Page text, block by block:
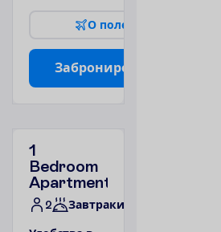
О поле
Заброниро
1
Bedroom
Apartment
2 Завтраки